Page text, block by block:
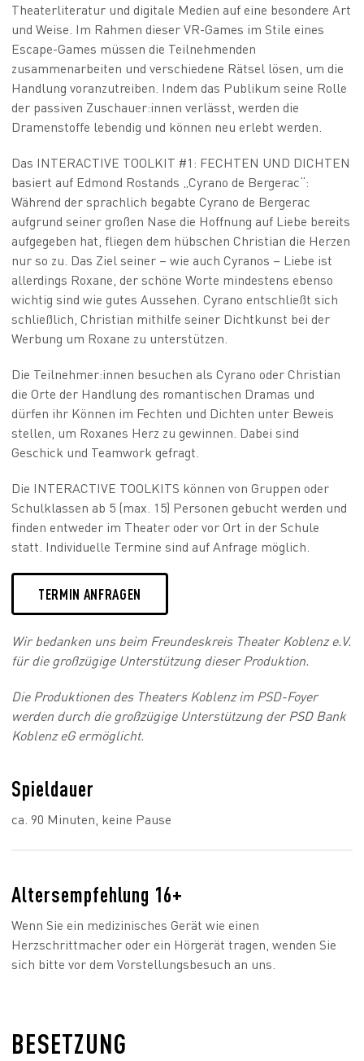
Theaterliteratur und digitale Medien auf eine besondere Art
und Weise. Im Rahmen dieser VR-Games im Stile eines
Escape-Games müssen die Teilnehmenden
zusammenarbeiten und verschiedene Rätsel lösen, um die
Handlung voranzutreiben. Indem das Publikum seine Rolle
der passiven Zuschauer:innen verlässt, werden die
Dramenstoffe lebendig und können neu erlebt werden.
Das INTERACTIVE TOOLKIT #1: FECHTEN UND DICHTEN
basiert auf Edmond Rostands „Cyrano de Bergerac“:
Während der sprachlich begabte Cyrano de Bergerac
aufgrund seiner großen Nase die Hoffnung auf Liebe bereits
aufgegeben hat, fliegen dem hübschen Christian die Herzen
nur so zu. Das Ziel seiner – wie auch Cyranos – Liebe ist
allerdings Roxane, der schöne Worte mindestens ebenso
wichtig sind wie gutes Aussehen. Cyrano entschließt sich
schließlich, Christian mithilfe seiner Dichtkunst bei der
Werbung um Roxane zu unterstützen.
Die Teilnehmer:innen besuchen als Cyrano oder Christian
die Orte der Handlung des romantischen Dramas und
dürfen ihr Können im Fechten und Dichten unter Beweis
stellen, um Roxanes Herz zu gewinnen. Dabei sind
Geschick und Teamwork gefragt.
Die INTERACTIVE TOOLKITS können von Gruppen oder
Schulklassen ab 5 (max. 15) Personen gebucht werden und
finden entweder im Theater oder vor Ort in der Schule
statt. Individuelle Termine sind auf Anfrage möglich.
TERMIN ANFRAGEN
Wir bedanken uns beim Freundeskreis Theater Koblenz e.V.
für die großzügige Unterstützung dieser Produktion.
Die Produktionen des Theaters Koblenz im PSD-Foyer
werden durch die großzügige Unterstützung der PSD Bank
Koblenz eG ermöglicht.
Spieldauer
ca. 90 Minuten, keine Pause
Altersempfehlung 16+
Wenn Sie ein medizinisches Gerät wie einen
Herzschrittmacher oder ein Hörgerät tragen, wenden Sie
sich bitte vor dem Vorstellungsbesuch an uns.
BESETZUNG